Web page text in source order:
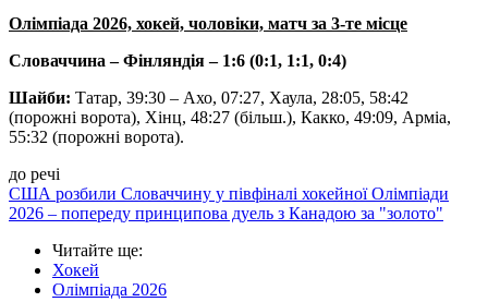
Олімпіада 2026, хокей, чоловіки, матч за 3-те місце
Словаччина – Фінляндія – 1:6 (0:1, 1:1, 0:4)
Шайби: Татар, 39:30 – Ахо, 07:27, Хаула, 28:05, 58:42
(порожні ворота), Хінц, 48:27 (більш.), Какко, 49:09, Арміа,
55:32 (порожні ворота).
до речі
США розбили Словаччину у півфіналі хокейної Олімпіади
2026 – попереду принципова дуель з Канадою за "золото"
Читайте ще:
Хокей
Олімпіада 2026